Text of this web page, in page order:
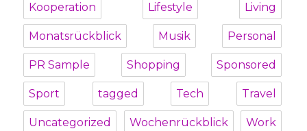
Kooperation Lifestyle Living
Monatsrückblick Musik Personal
PR Sample Shopping Sponsored
Sport tagged Tech Travel
Uncategorized Wochenrückblick Work